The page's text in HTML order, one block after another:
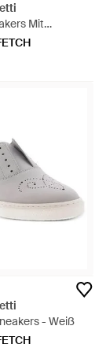
Mit
- Weiß
- Weiß